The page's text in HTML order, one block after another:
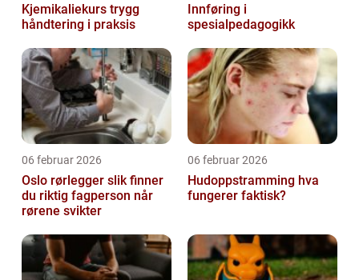
Kjemikaliekurs trygg
håndtering i praksis
Innføring i
spesialpedagogikk
06 februar 2026
Oslo rørlegger slik finner
du riktig fagperson når
rørene svikter
06 februar 2026
Hudoppstramming hva
fungerer faktisk?